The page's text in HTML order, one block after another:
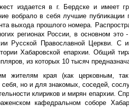
издается в г. Бердске и имеет
вобрало в себя лучшие публикации
выхода прошлого номера.
регионах России, в основном это
Русской Православной Церкви. С
Хабаровской епархии. Общий
из которых 10 тысяч
жителям края (как церковным,
себя, но и для знакомых, соседей,
клириков и мирян епархии.
кафедральном соборе